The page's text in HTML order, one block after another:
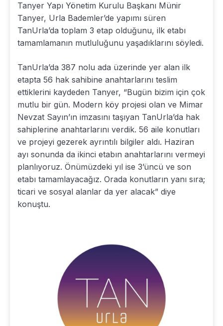
Tanyer Yapı Yönetim Kurulu Başkanı Münir
Tanyer, Urla Bademler’de yapımı süren
TanUrla’da toplam 3 etap olduğunu, ilk etabı
tamamlamanın mutluluğunu yaşadıklarını söyledi.
TanUrla’da 387 nolu ada üzerinde yer alan ilk
etapta 56 hak sahibine anahtarlarını teslim
ettiklerini kaydeden Tanyer, “Bugün bizim için çok
mutlu bir gün. Modern köy projesi olan ve Mimar
Nevzat Sayın’ın imzasını taşıyan TanUrla’da hak
sahiplerine anahtarlarını verdik. 56 aile konutları
ve projeyi gezerek ayrıntılı bilgiler aldı. Haziran
ayı sonunda da ikinci etabın anahtarlarını vermeyi
planlıyoruz. Önümüzdeki yıl ise 3’üncü ve son
etabı tamamlayacağız. Orada konutların yanı sıra;
ticari ve sosyal alanlar da yer alacak” diye
konuştu.